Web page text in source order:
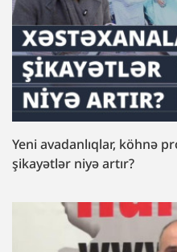
Yeni avadanlıqlar, köhnə
şikayətlər niyə artır?